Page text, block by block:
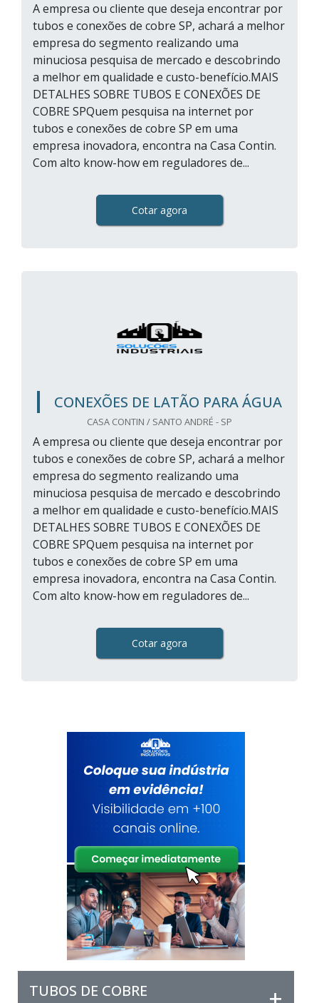
A empresa ou cliente que deseja encontrar por
tubos e conexões de cobre SP, achará a melhor
empresa do segmento realizando uma
minuciosa pesquisa de mercado e descobrindo
a melhor em qualidade e custo-benefício.MAIS
DETALHES SOBRE TUBOS E CONEXÕES DE
COBRE SPQuem pesquisa na internet por
tubos e conexões de cobre SP em uma
empresa inovadora, encontra na Casa Contin.
Com alto know-how em reguladores de...
Cotar agora
CONEXÕES DE LATÃO PARA ÁGUA
CASA CONTIN / SANTO ANDRÉ - SP
A empresa ou cliente que deseja encontrar por
tubos e conexões de cobre SP, achará a melhor
empresa do segmento realizando uma
minuciosa pesquisa de mercado e descobrindo
a melhor em qualidade e custo-benefício.MAIS
DETALHES SOBRE TUBOS E CONEXÕES DE
COBRE SPQuem pesquisa na internet por
tubos e conexões de cobre SP em uma
empresa inovadora, encontra na Casa Contin.
Com alto know-how em reguladores de...
Cotar agora
TUBOS DE COBRE